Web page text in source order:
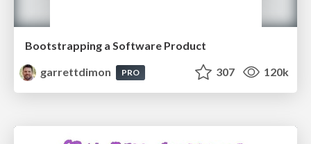
Bootstrapping a Software Product
garrettdimon
PRO 307 120k